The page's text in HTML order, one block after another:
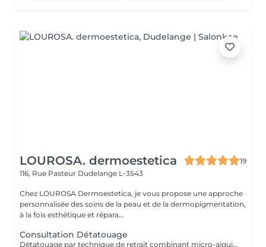
LOUROSA. dermoestetica
19
116, Rue Pasteur Dudelange L-3543
Chez LOUROSA Dermoestetica, je vous propose une approche
personnalisée des soins de la peau et de la dermopigmentation,
à la fois esthétique et répara...
Consultation Détatouage
Détatouage par technique de retrait combinant micro-aiguilletage et solution spécifique, adaptée aux pigments difficiles à traiter au laser . La consultation est requise.